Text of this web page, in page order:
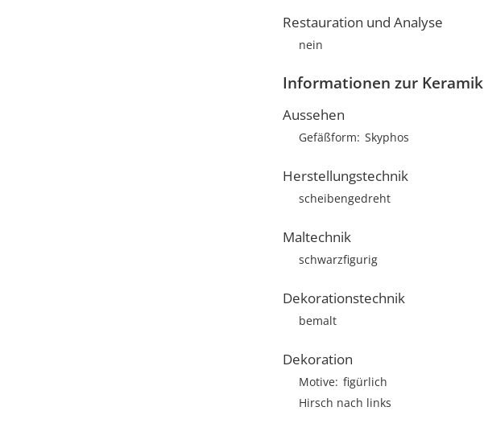
Restauration und Analyse
nein
Informationen zur Keramik
Aussehen
Gefäßform Skyphos
Herstellungstechnik
scheibengedreht
Maltechnik
schwarzfigurig
Dekorationstechnik
bemalt
Dekoration
Motive figürlich
Hirsch nach links